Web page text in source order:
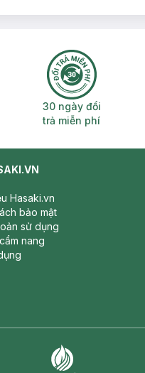
2H 30 ngày đổi
30 ngày đổi
trả miễn phí
Hasaki.vn
bảo mật
sử dụng
nang